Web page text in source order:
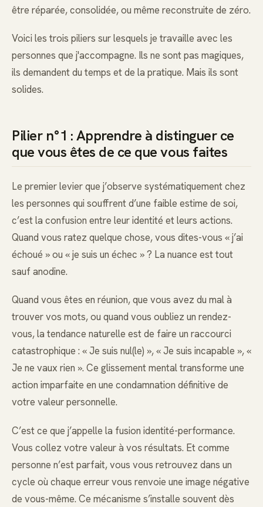
être réparée, consolidée, ou même reconstruite de zéro.
Voici les trois piliers sur lesquels je travaille avec les
personnes que j'accompagne. Ils ne sont pas magiques,
ils demandent du temps et de la pratique. Mais ils sont
solides.
Pilier n°1 : Apprendre à distinguer ce
que vous êtes de ce que vous faites
Le premier levier que j’observe systématiquement chez
les personnes qui souffrent d’une faible estime de soi,
c’est la confusion entre leur identité et leurs actions.
Quand vous ratez quelque chose, vous dites-vous « j’ai
échoué » ou « je suis un échec » ? La nuance est tout
sauf anodine.
Quand vous êtes en réunion, que vous avez du mal à
trouver vos mots, ou quand vous oubliez un rendez-
vous, la tendance naturelle est de faire un raccourci
catastrophique : « Je suis nul(le) », « Je suis incapable », «
Je ne vaux rien ». Ce glissement mental transforme une
action imparfaite en une condamnation définitive de
votre valeur personnelle.
C’est ce que j’appelle la fusion identité-performance.
Vous collez votre valeur à vos résultats. Et comme
personne n’est parfait, vous vous retrouvez dans un
cycle où chaque erreur vous renvoie une image négative
de vous-même. Ce mécanisme s’installe souvent dès